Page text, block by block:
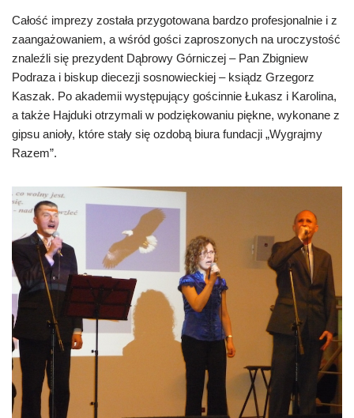
Całość imprezy została przygotowana bardzo profesjonalnie i z
zaangażowaniem, a wśród gości zaproszonych na uroczystość
znaleźli się prezydent Dąbrowy Górniczej – Pan Zbigniew
Podraza i biskup diecezji sosnowieckiej – ksiądz Grzegorz
Kaszak. Po akademii występujący gościnnie Łukasz i Karolina,
a także Hajduki otrzymali w podziękowaniu piękne, wykonane z
gipsu anioły, które stały się ozdobą biura fundacji „Wygrajmy
Razem”.